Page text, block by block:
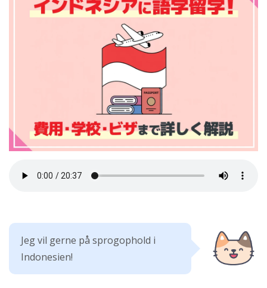
Jeg vil gerne på sprogophold i
Indonesien!